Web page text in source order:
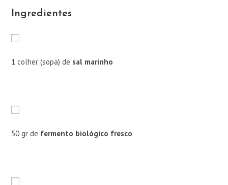
Ingredientes
1 colher (sopa) de sal marinho
50 gr de fermento biológico fresco